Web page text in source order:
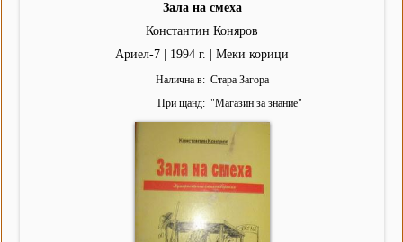
Зала на смеха
Константин Коняров
Ариел-7 | 1994 г. | Меки корици
Налична в
Стара Загора
При щанд
"Магазин за знание"